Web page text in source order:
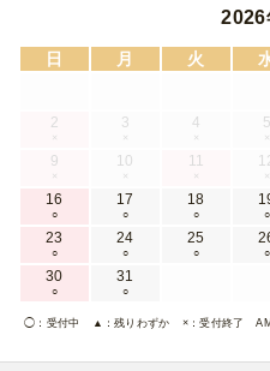
2026
日 月 火
2
×
3
×
4
×
5
×
9
×
10
×
11
× ×
16
○
17
○
18
○ ○
23
○
24
○
25
○ ○
30
○
31
○
◯ ：受付中 ▲ ：残りわずか ×：受付終了 AM